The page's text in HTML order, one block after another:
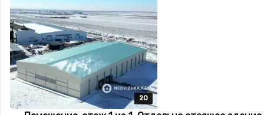
20
20
20
20
20